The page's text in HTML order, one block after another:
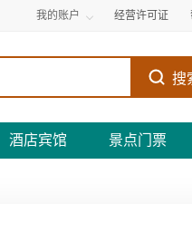
我的账户 经营许可证
搜
酒店宾馆 景点门票